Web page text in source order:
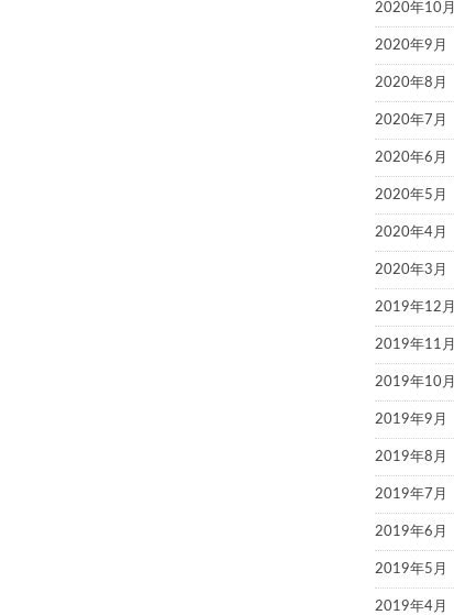
2020年10月
2020年9月
2020年8月
2020年7月
2020年6月
2020年5月
2020年4月
2020年3月
2019年12月
2019年11月
2019年10月
2019年9月
2019年8月
2019年7月
2019年6月
2019年5月
2019年4月